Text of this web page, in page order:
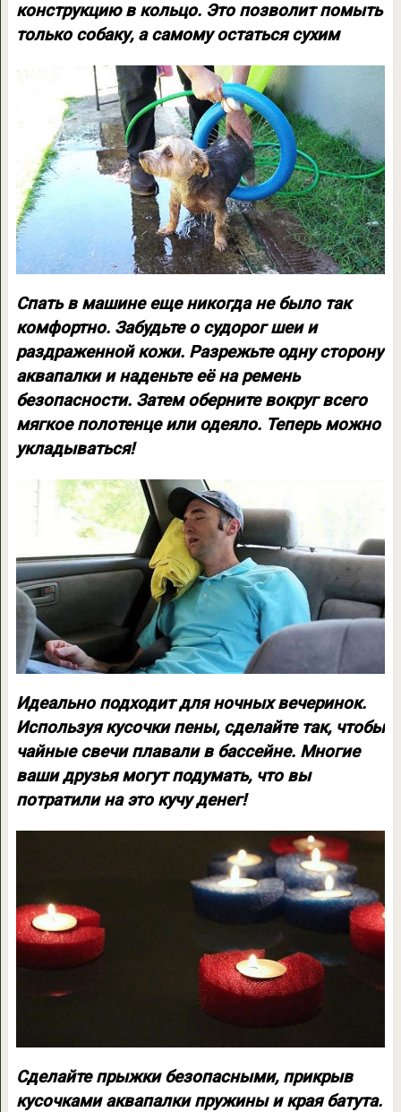
конструкцию в кольцо. Это позволит помыть
только собаку, а самому остаться сухим
Спать в машине еще никогда не было так
комфортно. Забудьте о судорог шеи и
раздраженной кожи. Разрежьте одну сторону
аквапалки и наденьте её на ремень
безопасности. Затем оберните вокруг всего
мягкое полотенце или одеяло. Теперь можно
укладываться!
Идеально подходит для ночных вечеринок.
Используя кусочки пены, сделайте так, чтобы
чайные свечи плавали в бассейне. Многие
ваши друзья могут подумать, что вы
потратили на это кучу денег!
Сделайте прыжки безопасными, прикрыв
кусочками аквапалки пружины и края батута.